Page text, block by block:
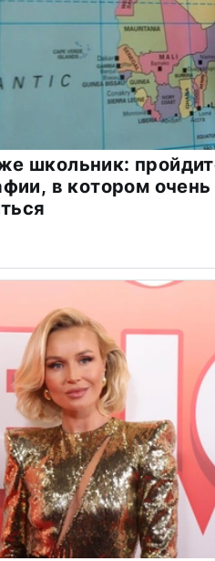
школьник:
в котором очень